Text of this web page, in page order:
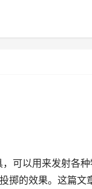
可以用来发射各
掷的效果。这篇文